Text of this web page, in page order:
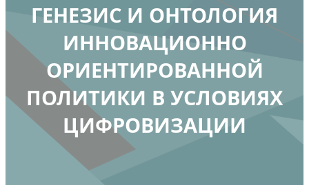
ГЕНЕЗИС И ОНТОЛОГИЯ
ИННОВАЦИОННО
ОРИЕНТИРОВАННОЙ
ПОЛИТИКИ В УСЛОВИЯХ
ЦИФРОВИЗАЦИИ